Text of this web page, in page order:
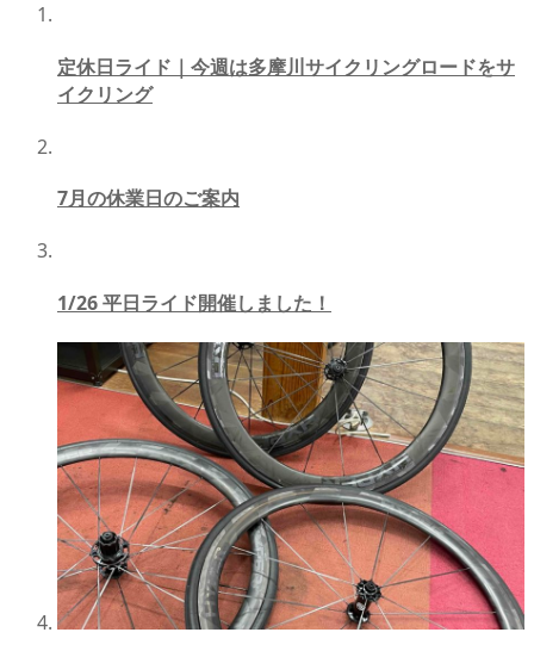
定休日ライド｜今週は多摩川サイクリングロードをサ
イクリング
7月の休業日のご案内
1/26 平日ライド開催しました！